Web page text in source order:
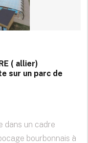
( allier)
sur un parc de
dans un cadre
bourbonnais à